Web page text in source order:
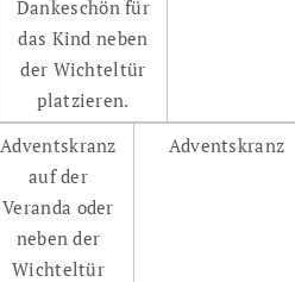
Dankeschön für
das Kind neben
der Wichteltür
platzieren.
Adventskranz
auf der
Veranda oder
neben der
Wichteltür
Adventskranz